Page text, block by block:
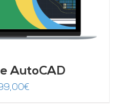
AutoCAD
€